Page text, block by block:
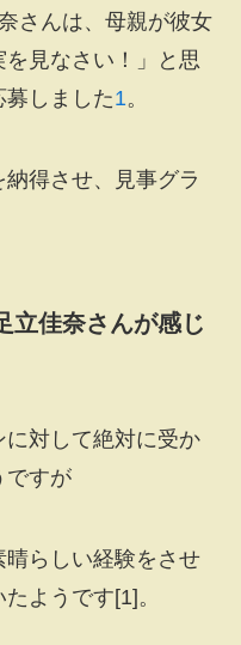
さんは、母親が彼女
見なさい！」と思
しました1。
得させ、見事グラ
立佳奈さんが感じ
対して絶対に受か
ですが
らしい経験をさせ
ようです[1]。